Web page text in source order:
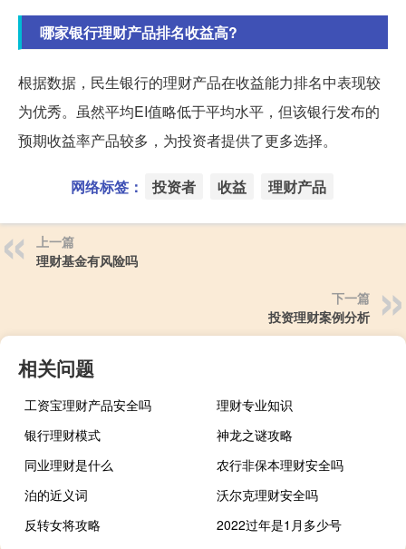
哪家银行理财产品排名收益高?
根据数据，民生银行的理财产品在收益能力排名中表现较
为优秀。虽然平均EI值略低于平均水平，但该银行发布的
预期收益率产品较多，为投资者提供了更多选择。
网络标签： 投资者 收益 理财产品
上一篇
理财基金有风险吗
下一篇
投资理财案例分析
相关问题
工资宝理财产品安全吗
理财专业知识
银行理财模式
神龙之谜攻略
同业理财是什么
农行非保本理财安全吗
泊的近义词
沃尔克理财安全吗
反转女将攻略
2022过年是1月多少号